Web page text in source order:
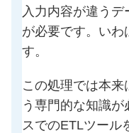
入力内容が違う
が必要です。い
す。
この処理では本
う専門的な知識
スでのETLツール